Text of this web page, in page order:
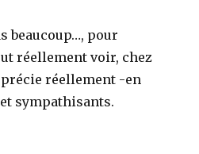
beaucoup…, pour
réellement voir, chez
réellement -en
sympathisants.